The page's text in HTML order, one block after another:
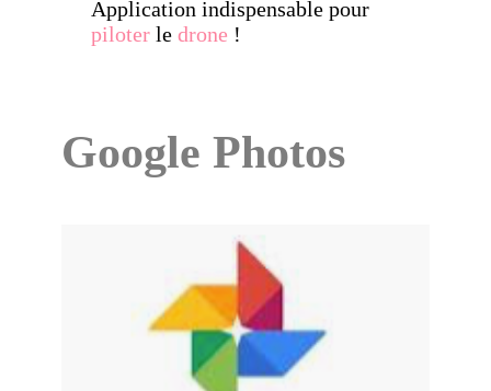
Application indispensable pour
piloterle drone !
Google Photos